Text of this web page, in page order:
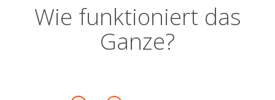
Wie funktioniert das
Ganze?